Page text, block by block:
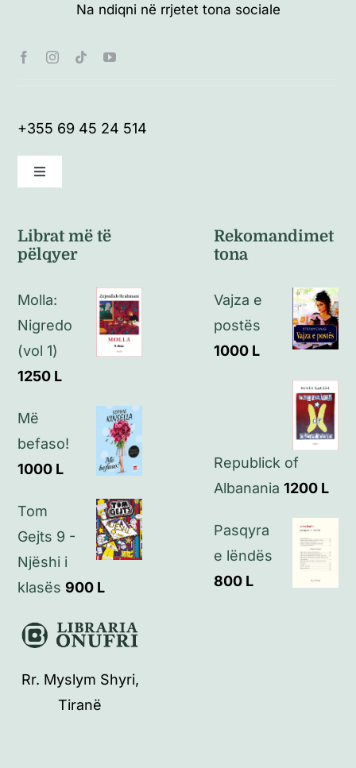
Na ndiqni në rrjetet tona sociale
+355 69 45 24 514
Toggle
Politikat e kthimeve
Politikat e privatësisë
Librat më të
pëlqyer
Molla:
Nigredo
(vol 1)
1250 L
Më
befaso!
1000 L
Tom
Gejts 9 -
Njëshi i
klasës 900 L
Rekomandimet
tona
Vajza e
postës
1000 L
Republick of
Albanania 1200 L
Pasqyra
e lëndës
800 L
Rr. Myslym Shyri,
Tiranë